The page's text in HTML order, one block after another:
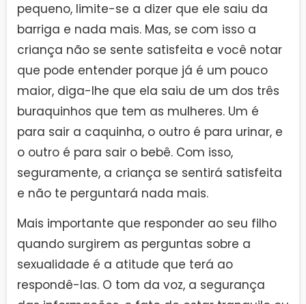
pequeno, limite-se a dizer que ele saiu da
barriga e nada mais. Mas, se com isso a
criança não se sente satisfeita e você notar
que pode entender porque já é um pouco
maior, diga-lhe que ela saiu de um dos três
buraquinhos que tem as mulheres. Um é
para sair a caquinha, o outro é para urinar, e
o outro é para sair o bebê. Com isso,
seguramente, a criança se sentirá satisfeita
e não te perguntará nada mais.
Mais importante que responder ao seu filho
quando surgirem as perguntas sobre a
sexualidade é a atitude que terá ao
respondê-las. O tom da voz, a segurança